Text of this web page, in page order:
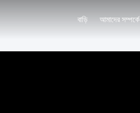
বাড়ি আমাদের সম্পর্কে